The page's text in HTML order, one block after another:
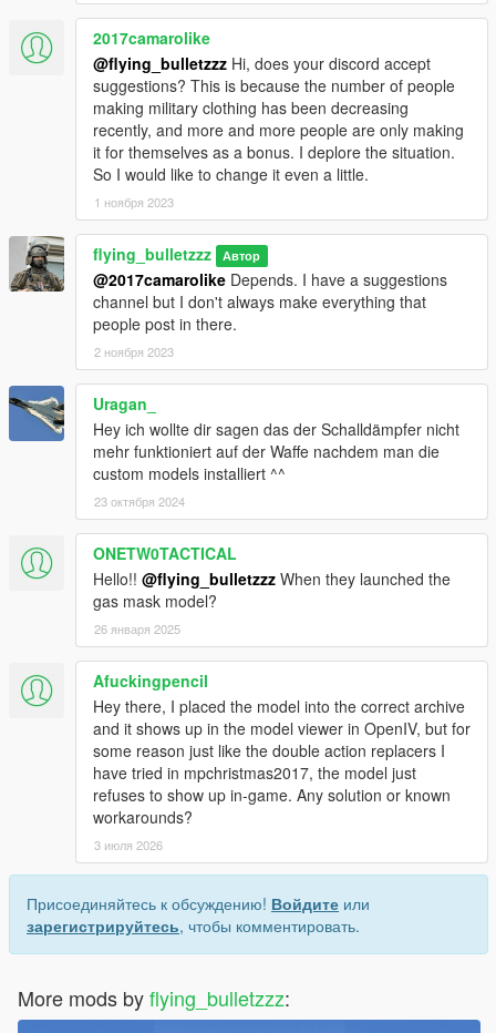
2017camarolike
@flying_bulletzzz Hi, does your discord accept
suggestions? This is because the number of people
making military clothing has been decreasing
recently, and more and more people are only making
it for themselves as a bonus. I deplore the situation.
So I would like to change it even a little.
1 ноября 2023
flying_bulletzzz Автор
@2017camarolike Depends. I have a suggestions
channel but I don't always make everything that
people post in there.
2 ноября 2023
Uragan_
Hey ich wollte dir sagen das der Schalldämpfer nicht
mehr funktioniert auf der Waffe nachdem man die
custom models installiert ^^
23 октября 2024
ONETW0TACTICAL
Hello!! @flying_bulletzzz When they launched the
gas mask model?
26 января 2025
Afuckingpencil
Hey there, I placed the model into the correct archive
and it shows up in the model viewer in OpenIV, but for
some reason just like the double action replacers I
have tried in mpchristmas2017, the model just
refuses to show up in-game. Any solution or known
workarounds?
3 июля 2026
Присоединяйтесь к обсуждению! Войдите или
зарегистрируйтесь, чтобы комментировать.
More mods byflying_bulletzzz: